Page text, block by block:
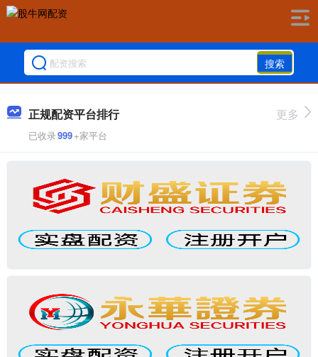
搜索
正规配资平台排行
已收录999+家平台
更多